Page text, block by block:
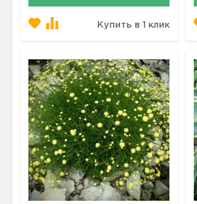
Купить в 1 клик